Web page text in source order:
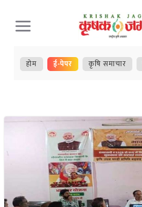
Skip
to
content
होम ई-पेपर कृषि समाचार